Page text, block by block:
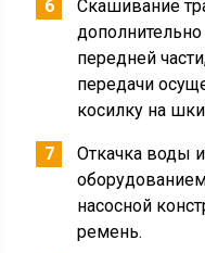
Скашивание
дополнительно
передней
передачи
косилку на
Откачка воды
насосной
ремень.